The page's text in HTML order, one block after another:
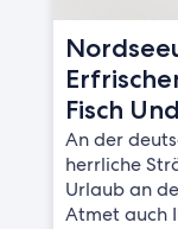
Fisch
An der
herrliche
Urlaub an
Atmet auch